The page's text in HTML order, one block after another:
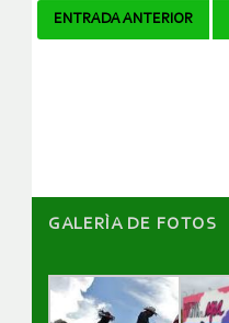
Navegador
ENTRADA ANTERIOR
GALERÌA DE FOTOS